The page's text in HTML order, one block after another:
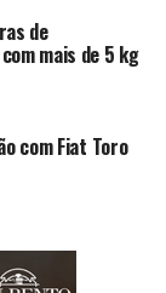
de
mais de 5 kg
com Fiat Toro